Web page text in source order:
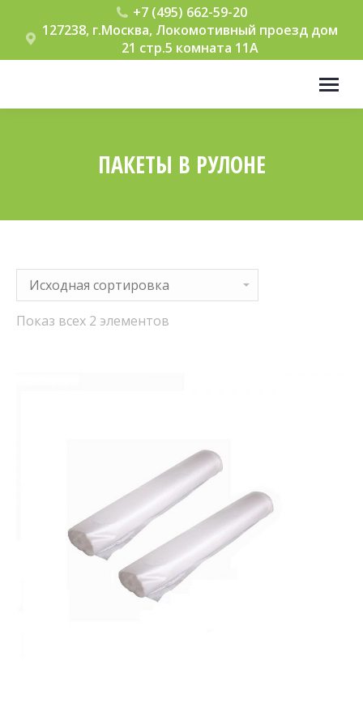
+7 (495) 662-59-20
127238, г.Москва, Локомотивный проезд дом
21 стр.5 комната 11А
ПАКЕТЫ В РУЛОНЕ
Показ всех 2 элементов